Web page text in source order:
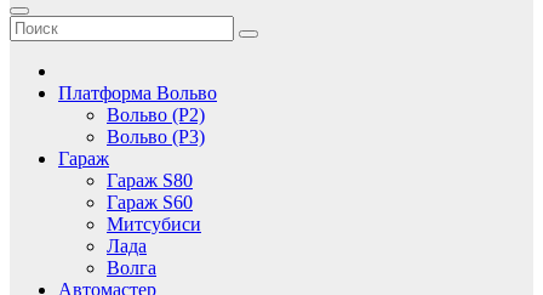
Платформа Вольво
Вольво (P2)
Вольво (P3)
Гараж
Гараж S80
Гараж S60
Митсубиси
Лада
Волга
Автомастер